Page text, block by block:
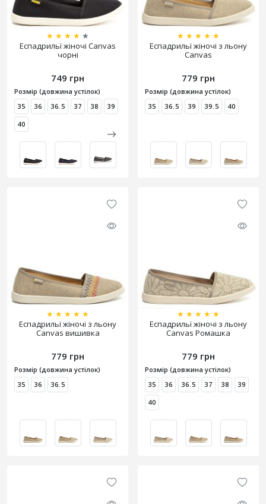
★ ★ ★ ★ ★
Еспадрильї жіночі Canvas
чорні
749 грн
Розмір (довжина устілок)
35
36 36.5 37 38
39
40
★ ★ ★ ★ ★
Еспадрильї жіночі з льону
Canvas
779 грн
Розмір (довжина устілок)
35
36.5 39 39.5 40
★ ★ ★ ★ ★
Еспадрильї жіночі з льону
Canvas вишивка
779 грн
Розмір (довжина устілок)
35
36 36.5
★ ★ ★ ★ ★
Еспадрильї жіночі з льону
Canvas Ромашка
779 грн
Розмір (довжина устілок)
35
36 36.5 37 38
39
40